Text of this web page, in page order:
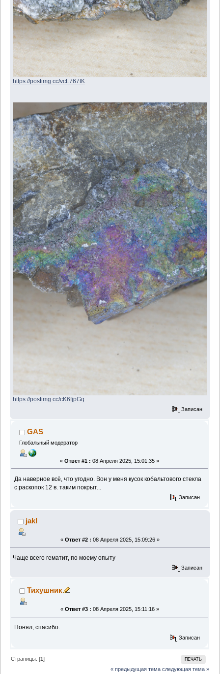
https://postimg.cc/vcL767tK
https://postimg.cc/cK6fjpGq
Записан
GAS
Глобальный модератор
« Ответ #1 : 08 Апреля 2025, 15:01:35 »
Да наверное всё, что угодно. Вон у меня кусок кобальтового стекла
с раскопок 12 в. таким покрыт...
Записан
jakl
« Ответ #2 : 08 Апреля 2025, 15:09:26 »
Чаще всего гематит, по моему опыту
Записан
Тихушник
« Ответ #3 : 08 Апреля 2025, 15:11:16 »
Понял, спасибо.
Записан
ПЕЧАТЬ
Страницы: [1]
« предыдущая тема следующая тема »